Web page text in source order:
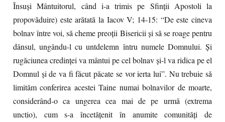
Însuşi Mântuitorul, când i-a trimis pe Sfinţii Apostoli la
propovăduire) este arătată la Iacov V; 14-15: “De este cineva
bolnav între voi, să cheme preoţii Bisericii şi să se roage pentru
dânsul, ungându-l cu untdelemn întru numele Domnului. Şi
rugăciunea credinţei va mântui pe cel bolnav şi-l va ridica pe el
Domnul şi de va fi făcut păcate se vor ierta lui”. Nu trebuie să
limităm conferirea acestei Taine numai bolnavilor de moarte,
considerând-o ca ungerea cea mai de pe urmă (extrema
unctio), cum s-a încetăţenit în anumite comunităţi de